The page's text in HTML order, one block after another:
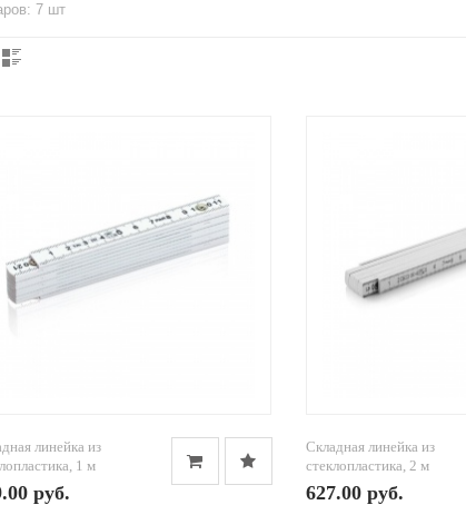
7 шт
линейка из
1 м
руб.
Складная линейка из
стеклопластика, 2 м
627.00 руб.